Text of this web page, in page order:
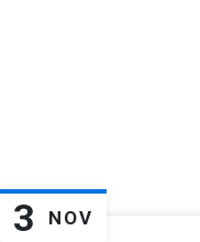
3 NOV